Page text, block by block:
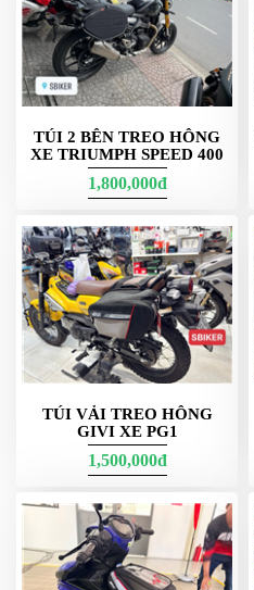
PHỤ
KIỆN
PHƯỢT
ĐỒ
CHƠI
MOTO
HCM
SẢN
PHẨM
MỚI
BLOG
PHƯỢT
LIÊN
HƯỚNG
DẪN
HÀNG
TÚI 2 BÊN TREO HÔNG
XE TRIUMPH SPEED 400
1,800,000đ
TÚI VẢI TREO HÔNG
GIVI XE PG1
1,500,000đ